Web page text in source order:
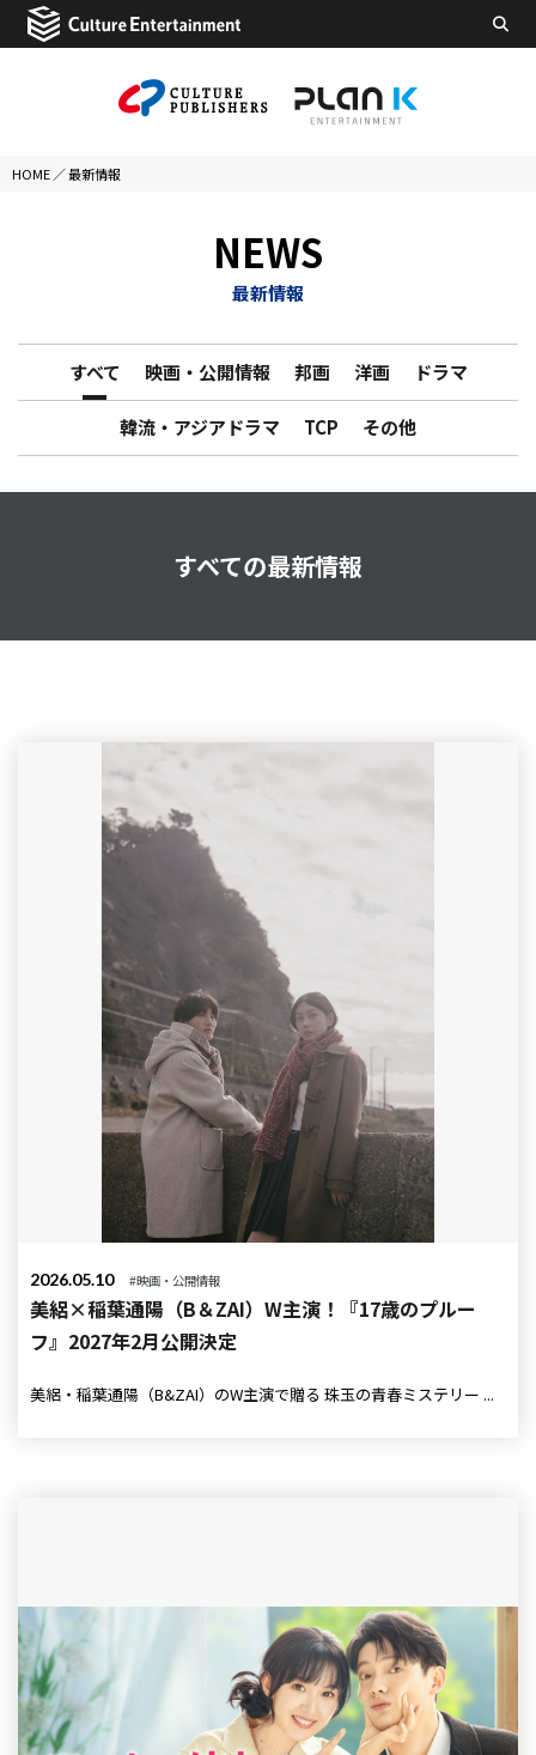
HOME ／最新情報
NEWS
最新情報
すべて 映画・公開情報 邦画 洋画 ドラマ
韓流・アジアドラマ TCP その他
すべての最新情報
2026.05.10 #映画・公開情報
美絽×稲葉通陽（B＆ZAI）W主演！『17歳のプルー
フ』2027年2月公開決定
美絽・稲葉通陽（B&ZAI）のW主演で贈る 珠玉の青春ミステリー ...